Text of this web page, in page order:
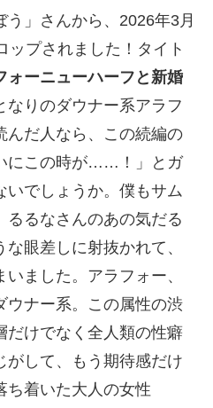
」さんから、2026年3月
ップされました！タイト
ォーニューハーフと新婚
なりのダウナー系アラフ
んだ人なら、この続編の
にこの時が……！」とガ
いでしょうか。僕もサム
るるなさんのあの気だる
眼差しに射抜かれて、
ました。アラフォー、
ウナー系。この属性の渋
だけでなく全人類の性癖
がして、もう期待感だけ
ち着いた大人の女性